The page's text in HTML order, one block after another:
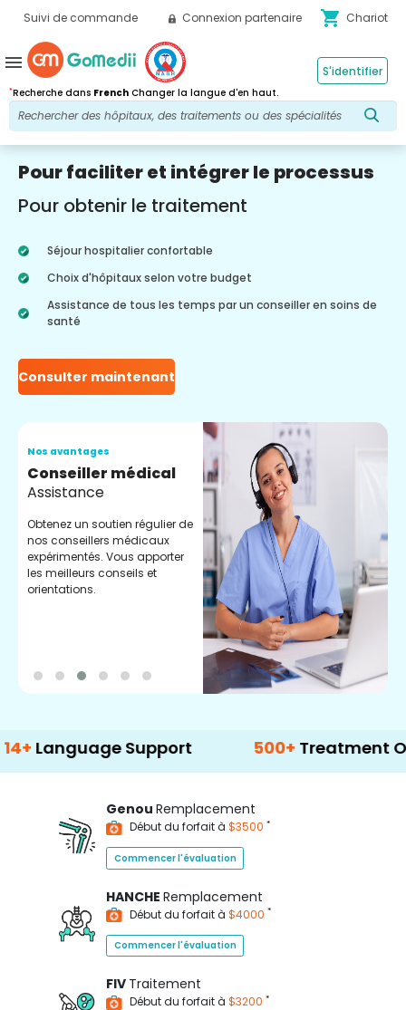
Suivi de commande Connexion partenaire shopping_cart Chariot
*Recherche dans French Changer la langue d'en haut.
S'identifier
menu
Pour faciliter et intégrer le processus
Pour obtenir le traitement
Séjour hospitalier confortable
Choix d'hôpitaux selon votre budget
Assistance de tous les temps par un conseiller en soins de
santé
Consulter maintenant
Nos avantages
Conseiller médical
Assistance
Obtenez un soutien régulier de
nos conseillers médicaux
expérimentés. Vous apporter
les meilleurs conseils et
orientations.
Support 500+ Treatment Options
Genou Remplacement
Début du forfait à $3500 *
Commencer l'évaluation
HANCHE Remplacement
Début du forfait à $4000 *
Commencer l'évaluation
FIV Traitement
Début du forfait à $3200 *